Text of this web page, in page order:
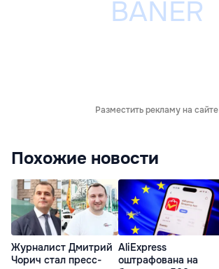
Разместить рекламу на сайте
Похожие новости
Журналист Дмитрий
Чорич стал пресс-
AliExpress
оштрафована на